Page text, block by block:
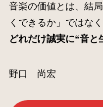
音楽の価値とは、結
くできるか」ではなく
どれだけ誠実に“音と
野口 尚宏